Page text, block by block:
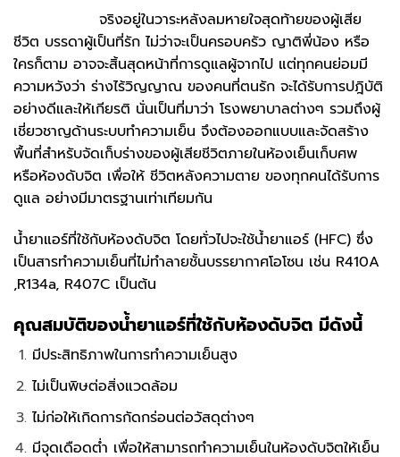
จริงอยู่ในวาระหลังลมหายใจสุดท้ายของผู้เสีย
ชีวิต บรรดาผู้เป็นที่รัก ไม่ว่าจะเป็นครอบครัว ญาติพี่น้อง หรือ
ใครก็ตาม อาจจะสิ้นสุดหน้าที่การดูแลผู้จากไป แต่ทุกคนย่อมมี
ความหวังว่า ร่างไร้วิญญาณ ของคนที่ตนรัก จะได้รับการปฎิบัติ
อย่างดีและให้เกียรติ นั่นเป็นที่มาว่า โรงพยาบาลต่างๆ รวมถึงผู้
เชี่ยวชาญด้านระบบทำความเย็น จึงต้องออกแบบและจัดสร้าง
พื้นที่สำหรับจัดเก็บร่างของผู้เสียชีวิตภายในห้องเย็นเก็บศพ
หรือห้องดับจิต เพื่อให้ ชีวิตหลังความตาย ของทุกคนได้รับการ
ดูแล อย่างมีมาตรฐานเท่าเทียมกัน
น้ำยาแอร์ที่ใช้กับห้องดับจิต โดยทั่วไปจะใช้น้ำยาแอร์ (HFC) ซึ่ง
เป็นสารทำความเย็นที่ไม่ทำลายชั้นบรรยากาศโอโซน เช่น R410A
,R134a, R407C เป็นต้น
คุณสมบัติของน้ำยาแอร์ที่ใช้กับห้องดับจิต มีดังนี้
มีประสิทธิภาพในการทำความเย็นสูง
ไม่เป็นพิษต่อสิ่งแวดล้อม
ไม่ก่อให้เกิดการกัดกร่อนต่อวัสดุต่างๆ
มีจุดเดือดต่ำ เพื่อให้สามารถทำความเย็นในห้องดับจิตให้เย็น